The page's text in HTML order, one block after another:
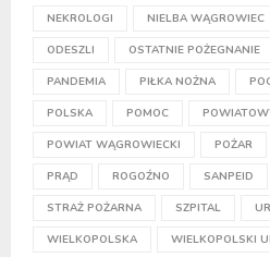
NEKROLOGI NIELBA WĄGROWIEC
ODESZLI OSTATNIE POŻEGNANIE
PANDEMIA PIŁKA NOŻNA
POLSKA POMOC
POWIAT WĄGROWIECKI POŻAR
PRĄD ROGOŹNO SANPEID
STRAŻ POŻARNA SZPITAL
WIELKOPOLSKA WIELKOPOLSKI